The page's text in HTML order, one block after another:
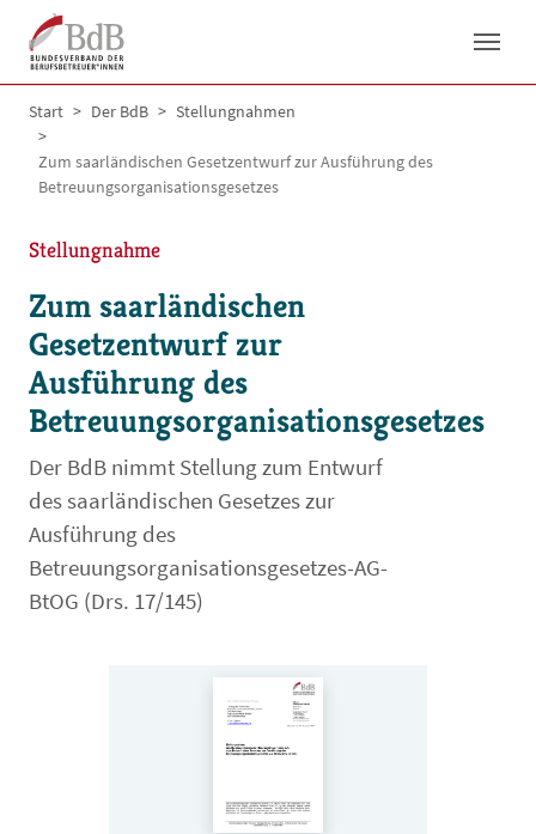
Skip to main navigation
Skip to main content
Skip to page footer
You are here:
Start Der BdB Stellungnahmen
Zum saarländischen Gesetzentwurf zur Ausführung des
Betreuungsorganisationsgesetzes
Stellungnahme
Zum saarländischen
Gesetzentwurf zur
Ausführung des
Betreuungsorganisationsgesetzes
Der BdB nimmt Stellung zum Entwurf
des saarländischen Gesetzes zur
Ausführung des
Betreuungsorganisationsgesetzes-AG-
BtOG (Drs. 17/145)